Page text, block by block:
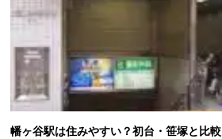
幡ヶ谷駅は住みやすい？初台・笹塚と比較